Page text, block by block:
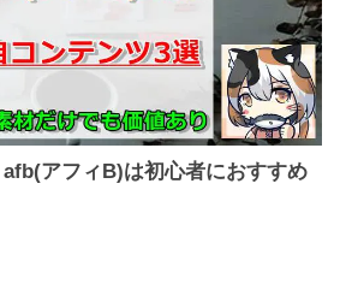
afb(アフィB)は初心者におすすめ